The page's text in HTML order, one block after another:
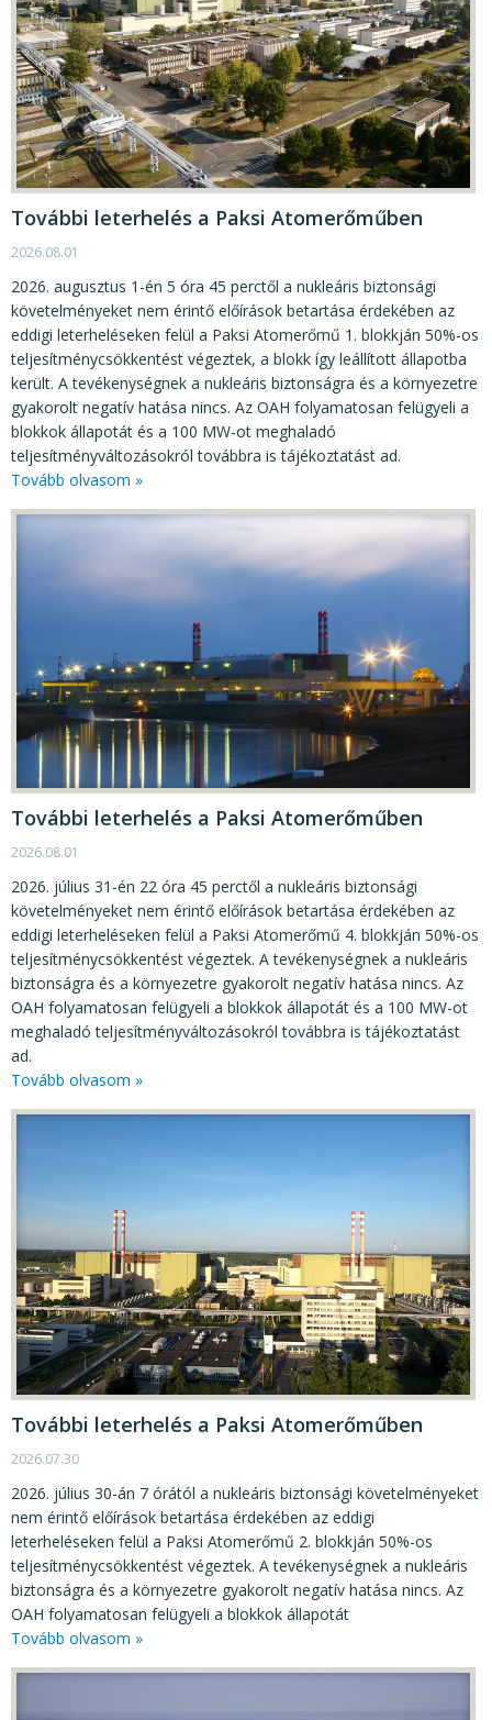
További leterhelés a Paksi Atomerőműben
2026.08.01
2026. augusztus 1-én 5 óra 45 perctől a nukleáris biztonsági
követelményeket nem érintő előírások betartása érdekében az
eddigi leterheléseken felül a Paksi Atomerőmű 1. blokkján 50%-os
teljesítménycsökkentést végeztek, a blokk így leállított állapotba
került. A tevékenységnek a nukleáris biztonságra és a környezetre
gyakorolt negatív hatása nincs. Az OAH folyamatosan felügyeli a
blokkok állapotát és a 100 MW-ot meghaladó
teljesítményváltozásokról továbbra is tájékoztatást ad.
Tovább olvasom »
További leterhelés a Paksi Atomerőműben
2026.08.01
2026. július 31-én 22 óra 45 perctől a nukleáris biztonsági
követelményeket nem érintő előírások betartása érdekében az
eddigi leterheléseken felül a Paksi Atomerőmű 4. blokkján 50%-os
teljesítménycsökkentést végeztek. A tevékenységnek a nukleáris
biztonságra és a környezetre gyakorolt negatív hatása nincs. Az
OAH folyamatosan felügyeli a blokkok állapotát és a 100 MW-ot
meghaladó teljesítményváltozásokról továbbra is tájékoztatást
ad.
Tovább olvasom »
További leterhelés a Paksi Atomerőműben
2026.07.30
2026. július 30-án 7 órától a nukleáris biztonsági követelményeket
nem érintő előírások betartása érdekében az eddigi
leterheléseken felül a Paksi Atomerőmű 2. blokkján 50%-os
teljesítménycsökkentést végeztek. A tevékenységnek a nukleáris
biztonságra és a környezetre gyakorolt negatív hatása nincs. Az
OAH folyamatosan felügyeli a blokkok állapotát
Tovább olvasom »